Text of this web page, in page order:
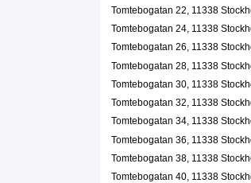
Katarina Elisabeth Schyllander
Tomtebogatan 10 Iii, 11339 Stockholm
08-305211
Tomtebogatan 10 Lgh 1102, 11339
Kreativ Hår Stockholm
Ingela Margareta Olsson
08-331660
Tomtebogatan 10 Lgh 1102, 11339
Tomtebogatan 22, 11338
Tomtebogatan 24, 11338
Tomtebogatan 26, 11338
Tomtebogatan 28, 11338
Tomtebogatan 30, 11338
Tomtebogatan 32, 11338
Tomtebogatan 34, 11338
Tomtebogatan 36, 11338
Tomtebogatan 38, 11338
Tomtebogatan 40, 11338